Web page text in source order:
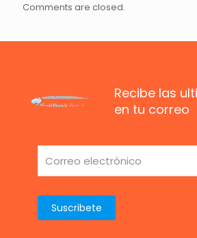
Comments are closed.
Recibe las
en tu correo